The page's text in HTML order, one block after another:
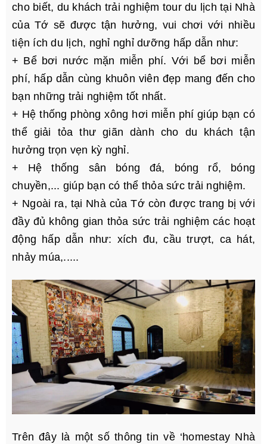
cho biết, du khách trải nghiệm tour du lịch tại Nhà
của Tớ sẽ được tận hưởng, vui chơi với nhiều
tiện ích du lịch, nghỉ nghỉ dưỡng hấp dẫn như:
+ Bể bơi nước mặn miễn phí. Với bể bơi miễn
phí, hấp dẫn cùng khuôn viên đẹp mang đến cho
bạn những trải nghiệm tốt nhất.
+ Hệ thống phòng xông hơi miễn phí giúp bạn có
thể giải tỏa thư giãn dành cho du khách tận
hưởng trọn vẹn kỳ nghỉ.
+ Hệ thống sân bóng đá, bóng rổ, bóng
chuyền,... giúp bạn có thể thỏa sức trải nghiệm.
+ Ngoài ra, tại Nhà của Tớ còn được trang bị với
đầy đủ không gian thỏa sức trải nghiệm các hoạt
động hấp dẫn như: xích đu, cầu trượt, ca hát,
nhảy múa,.....
Trên đây là một số thông tin về ‘homestay Nhà